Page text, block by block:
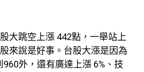
大跳空上漲 442點，一舉站上
來說是好事。台股大漲是因為
外，還有廣達上漲 6%、技